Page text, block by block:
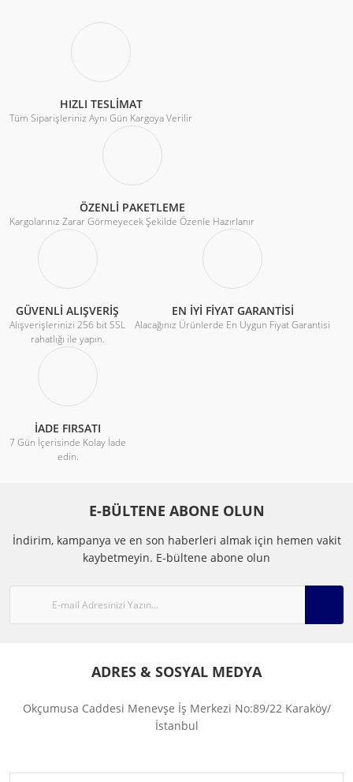
2.572,83 TL
3.430,44 TL
HIZLI TESLİMAT
Tüm Siparişleriniz Aynı Gün Kargoya Verilir
ÖZENLİ PAKETLEME
Kargolarınız Zarar Görmeyecek Şekilde Özenle Hazırlanır
GÜVENLİ ALIŞVERİŞ
Alışverişlerinizi 256 bit SSL
rahatlığı ile yapın.
EN İYİ FİYAT GARANTİSİ
Alacağınız Ürünlerde En Uygun Fiyat Garantisi
İADE FIRSATI
7 Gün İçerisinde Kolay İade
edin.
E-BÜLTENE ABONE OLUN
İndirim, kampanya ve en son haberleri almak için hemen vakit
kaybetmeyin. E-bültene abone olun
ADRES & SOSYAL MEDYA
Okçumusa Caddesi Menevşe İş Merkezi No:89/22 Karaköy/
İstanbul